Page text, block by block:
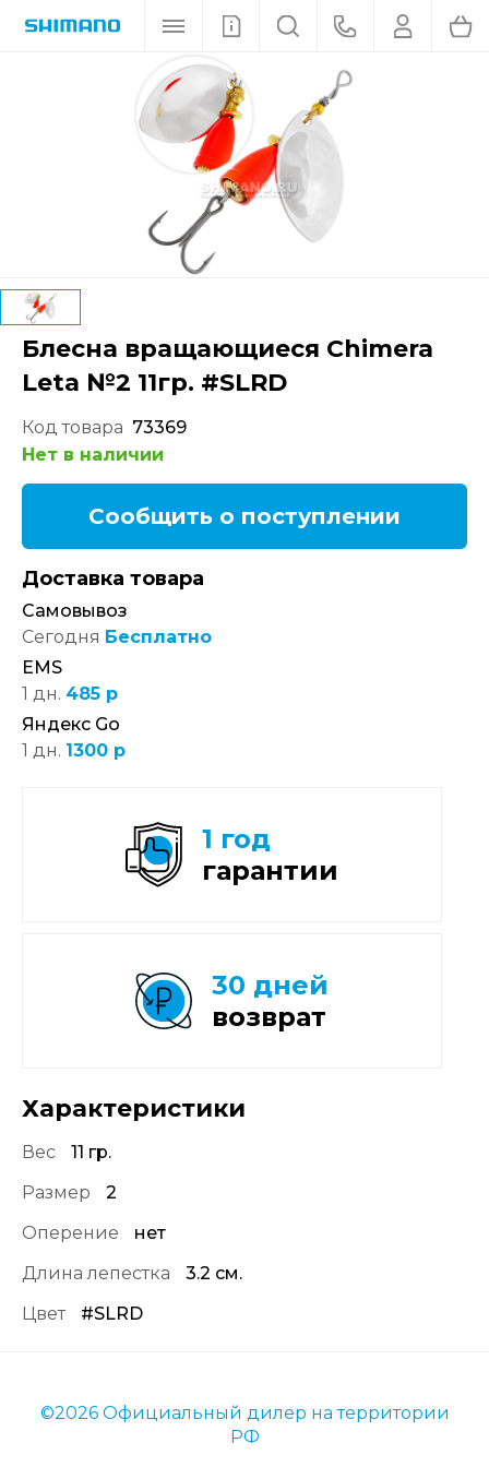
Блесна вращающиеся Chimera
Leta №2 11гр. #SLRD
Код товара 73369
Нет в наличии
Сообщить о поступлении
Доставка товара
Самовывоз
Сегодня Бесплатно
EMS
1 дн. 485 р
Яндекс Go
1 дн. 1300 р
Характеристики
Вес
11 гр.
Размер
2
Оперение
нет
Длина лепестка
3.2 см.
Цвет
#SLRD
1 год
гарантии
30 дней
возврат
©2026 Официальный дилер на территории
РФ